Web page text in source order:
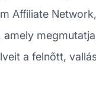
Affiliate
a felnőtt,